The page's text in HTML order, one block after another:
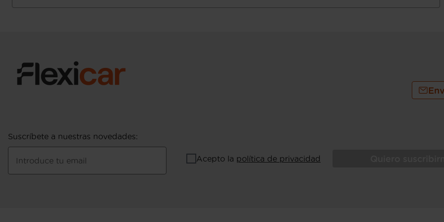
incluyendo al conductor Kg (peso en vacio incluido conductor), 1.500 kg (peso
máximo remolcable con freno) y 710 kg (peso máximo remolcable sin freno) (
medición: EU )
Suscríbete a nuestras novedades:
Introduce tu email Acepto la política de privacidad